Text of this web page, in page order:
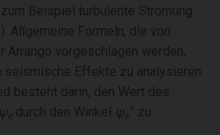
Beispiel turbulente Strömung
Allgemeine Formeln, die von
Arrango vorgeschlagen werden,
seismische Effekte zu analysieren.
besteht darin, den Wert des
ψe durch den Winkel ψe
+ zu